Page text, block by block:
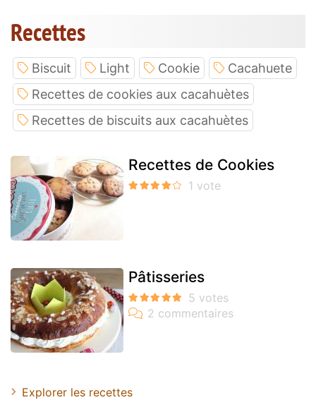
Recettes
Biscuit Light Cookie
Cacahuete
Recettes de cookies aux cacahuètes
Recettes de biscuits aux cacahuètes
Recettes de Cookies
Pâtisseries
Explorer les recettes